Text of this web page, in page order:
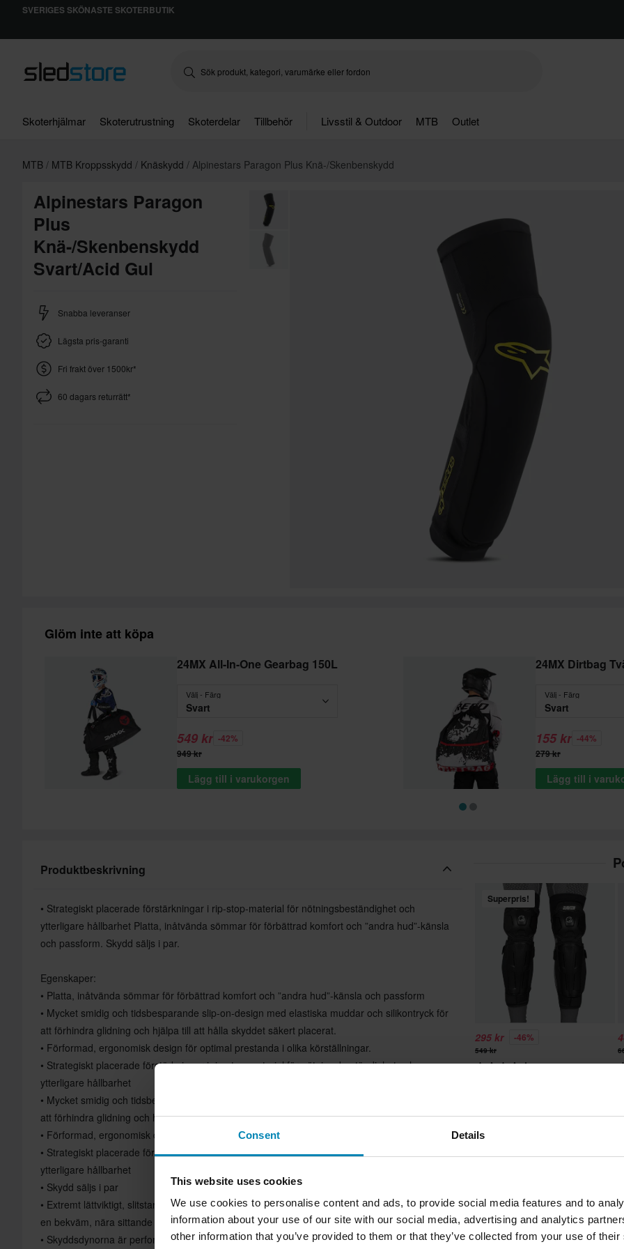
Consent Details
This website uses cookies
We use cookies to personalise content and ads, to provide social media features and to
information about your use of our site with our social media, advertising and analytics
other information that you’ve provided to them or that they’ve collected from your use of
SVERIGES SKÖNASTE SKOTERBUTIK
Skoterhjälmar Skoterutrustning Skoterdelar Tillbehör Livsstil & Outdoor MTB Outlet
MTB MTB Kroppsskydd Knäskydd Alpinestars Paragon Plus Knä-/Skenbenskydd
Alpinestars Paragon
Plus
Knä-/Skenbenskydd
Svart/Acid Gul
Snabba leveranser
Lägsta pris-garanti
Fri frakt över 1500kr*
60 dagars returrätt*
Glöm inte att köpa
24MX All-In-One Gearbag 150L
Välj - Färg
Svart
549 kr -42%
949 kr
Lägg till i varukorgen
24MX Dirtbag
Välj - Färg
Svart
155 kr -44%
279 kr
Lägg till i
Produktbeskrivning
• Strategiskt placerade förstärkningar i rip-stop-material för nötningsbeständighet och
ytterligare hållbarhet Platta, inåtvända sömmar för förbättrad komfort och ”andra hud”-känsla
och passform. Skydd säljs i par.
Egenskaper:
• Platta, inåtvända sömmar för förbättrad komfort och ”andra hud”-känsla och passform
• Mycket smidig och tidsbesparande slip-on-design med elastiska muddar och silikontryck för
att förhindra glidning och hjälpa till att hålla skyddet säkert placerat.
• Förformad, ergonomisk design för optimal prestanda i olika körställningar.
• Strategiskt placerade förstärkningar i rip-stop-material för nötningsbeständighet och
ytterligare hållbarhet
• Mycket smidig och tidsbesparande slip-on-design med elastiska muddar och silikontryck för
att förhindra glidning och hjälpa till att hålla skyddet säkert placerat.
• Förformad, ergonomisk design för optimal prestanda i olika körställningar.
• Strategiskt placerade förstärkningar i rip-stop-material för nötningsbeständighet och
ytterligare hållbarhet
• Skydd säljs i par
• Extremt lättviktigt, slitstarkt och flexibelt skydd konstruerat av andningsbart stretchmesh för
en bekväm, nära sittande passform
• Skyddsdynorna är perforerade och säkrade i en nätficka för utmärkt andningsförmåga och
Superpris!
295 kr -46%
549 kr
251 Recensioner